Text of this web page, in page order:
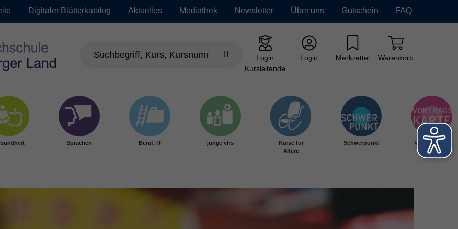
Digitaler Blätterkatalog Aktuelles Mediathek Newsletter Über uns Gutschein FAQ
Login
Kursleitende
Login Merkzettel Warenkorb
Sprachen Beruf, IT junge vhs
Kurse für
Ältere
Schwerpunkt Vortragskarte